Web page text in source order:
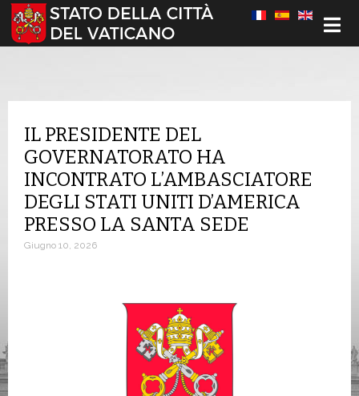
Seleziona la tua lingua
IL PRESIDENTE DEL
GOVERNATORATO HA
INCONTRATO L’AMBASCIATORE
DEGLI STATI UNITI D’AMERICA
PRESSO LA SANTA SEDE
Giugno 10, 2026